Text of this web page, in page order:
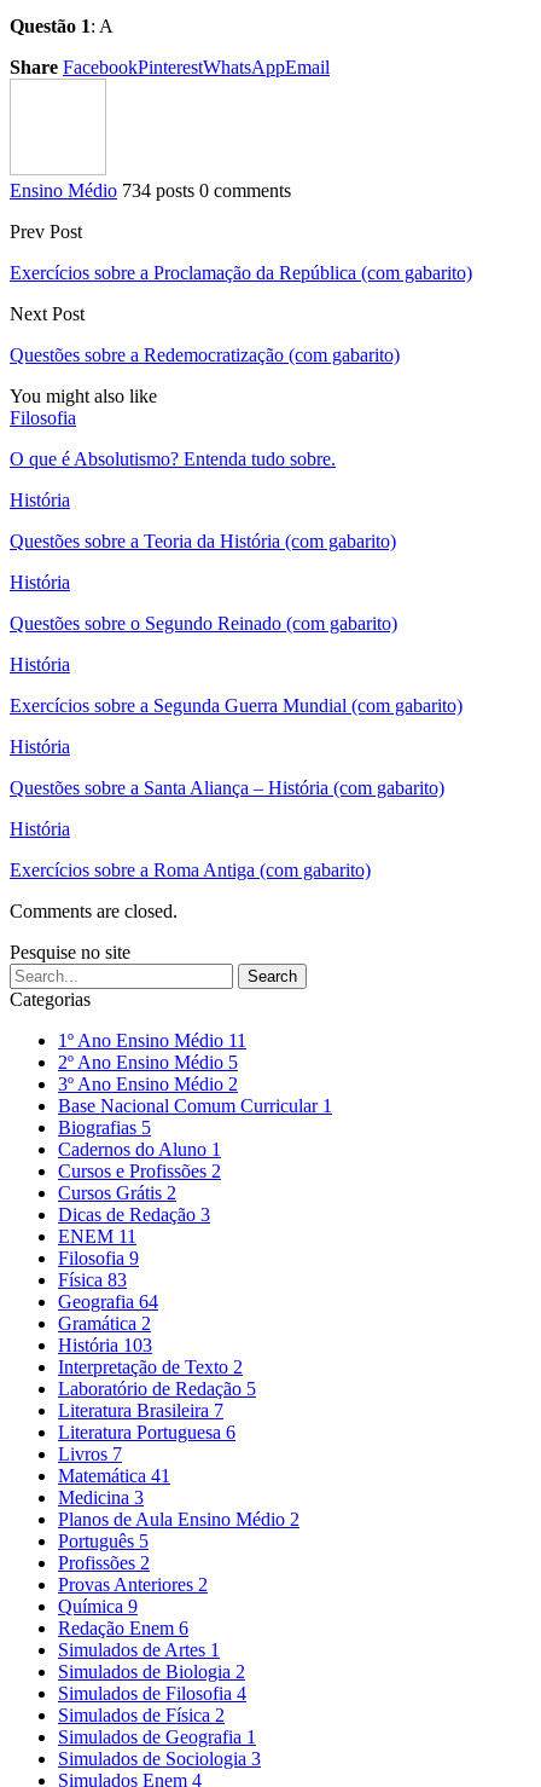
Questão 1: A
Share FacebookPinterestWhatsAppEmail
Ensino Médio 734 posts 0 comments
Prev Post
Exercícios sobre a Proclamação da República (com gabarito)
Next Post
Questões sobre a Redemocratização (com gabarito)
You might also like
Filosofia
O que é Absolutismo? Entenda tudo sobre.
História
Questões sobre a Teoria da História (com gabarito)
História
Questões sobre o Segundo Reinado (com gabarito)
História
Exercícios sobre a Segunda Guerra Mundial (com gabarito)
História
Questões sobre a Santa Aliança – História (com gabarito)
História
Exercícios sobre a Roma Antiga (com gabarito)
Comments are closed.
Pesquise no site
Categorias
1º Ano Ensino Médio 11
2º Ano Ensino Médio 5
3º Ano Ensino Médio 2
Base Nacional Comum Curricular 1
Biografias 5
Cadernos do Aluno 1
Cursos e Profissões 2
Cursos Grátis 2
Dicas de Redação 3
ENEM 11
Filosofia 9
Física 83
Geografia 64
Gramática 2
História 103
Interpretação de Texto 2
Laboratório de Redação 5
Literatura Brasileira 7
Literatura Portuguesa 6
Livros 7
Matemática 41
Medicina 3
Planos de Aula Ensino Médio 2
Português 5
Profissões 2
Provas Anteriores 2
Química 9
Redação Enem 6
Simulados de Artes 1
Simulados de Biologia 2
Simulados de Filosofia 4
Simulados de Física 2
Simulados de Geografia 1
Simulados de Sociologia 3
Simulados Enem 4